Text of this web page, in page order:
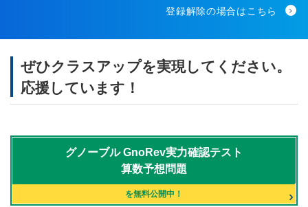
登録解除の場合はこちら
ぜひクラスアップを実現してください。
応援しています！
グノーブルGnoRev実力確認テスト
算数予想問題
を無料公開中！